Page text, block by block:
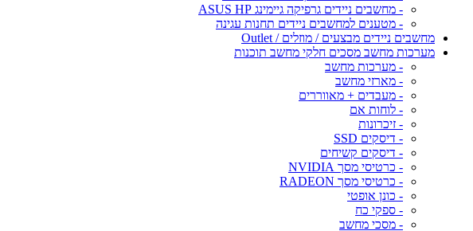
- מחשבים ניידים גרפיקה גיימינג ASUS HP
- מטענים למחשבים ניידים תחנות עגינה
מחשבים ניידים מבצעים / מוזלים / Outlet
מערכות מחשב מסכים חלקי מחשב תוכנות
- מערכות מחשב
- מארזי מחשב
- מעבדים + מאווררים
- לוחות אם
- זיכרונות
- דיסקים SSD
- דיסקים קשיחים
- כרטיסי מסך NVIDIA
- כרטיסי מסך RADEON
- כונן אופטי
- ספקי כח
- מסכי מחשב